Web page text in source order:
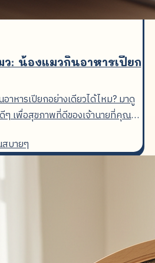
: น้องแมวกินอาหารเปียก
หารเปียกอย่างเดียวได้ไหม? มาดู
ๆ เพื่อสุขภาพที่ดีของเจ้านายที่คุณรัก
บายๆ